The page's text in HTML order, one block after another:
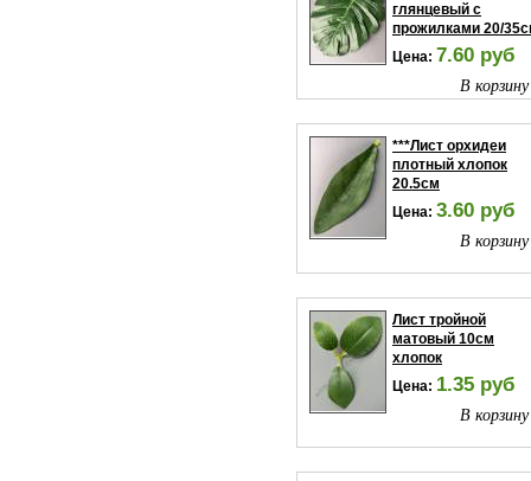
глянцевый с
прожилками 20/
Цена: 7.60 руб
В
***Лист орхидеи
плотный хлопок
20.5см
Цена: 3.60 руб
В
Лист тройной
матовый 10см
хлопок
Цена: 1.35 руб
В